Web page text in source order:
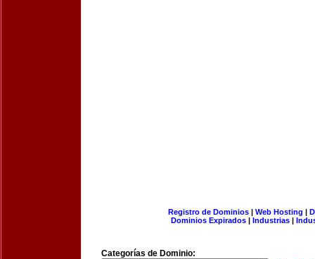
Registro de Dominios| Web Hosting |
Dominios Expirados | Industrias |
Categorías de Dominio: